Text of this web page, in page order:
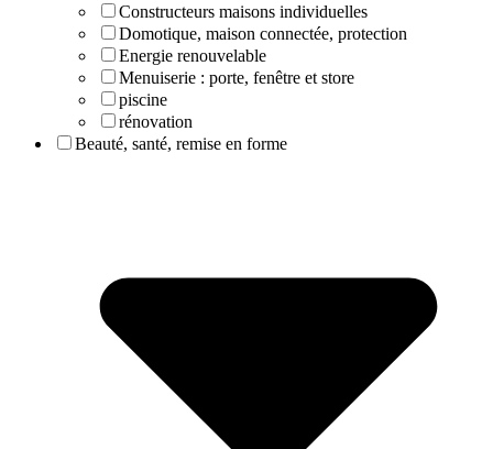
Constructeurs maisons individuelles
Domotique, maison connectée, protection
Energie renouvelable
Menuiserie : porte, fenêtre et store
piscine
rénovation
Beauté, santé, remise en forme